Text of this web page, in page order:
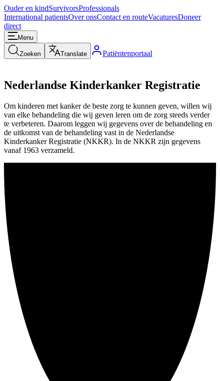
Ouder en kindSurvivorsProfessionals
International patientsOver onsContact en routeVacaturesDoneer
direct
Menu
Zoeken Translate Patiëntenportaal
Nederlandse Kinderkanker Registratie
Om kinderen met kanker de beste zorg te kunnen geven, willen wij
van elke behandeling die wij geven leren om de zorg steeds verder
te verbeteren. Daarom leggen wij gegevens over de behandeling en
de uitkomst van de behandeling vast in de Nederlandse
Kinderkanker Registratie (NKKR). In de NKKR zijn gegevens
vanaf 1963 verzameld.